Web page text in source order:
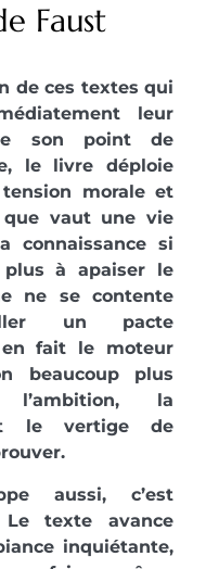
Faust
de ces textes qui
leur
son point de
le livre déploie
morale et
vaut une vie
connaissance si
à apaiser le
ne se contente
un pacte
fait le moteur
beaucoup plus
la
le vertige de
aussi, c’est
Le texte avance
inquiétante,